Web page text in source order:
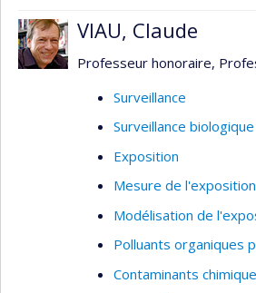
VIAU, Claude
Professeur honoraire,
Surveillance
Surveillance biologique
Exposition
Mesure de l'exposition
Modélisation de
Polluants organiques
Contaminants